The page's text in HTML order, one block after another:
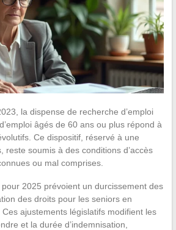
la dispense de recherche d’emploi
âgés de 60 ans ou plus répond à
Ce dispositif, réservé à une
reste soumis à des conditions d’accès
ou mal comprises.
2025 prévoient un durcissement des
des droits pour les seniors en
ajustements législatifs modifient les
et la durée d’indemnisation,